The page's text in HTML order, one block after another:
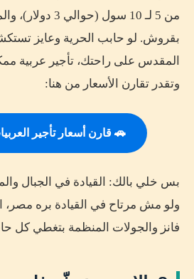
من 5 لـ 10 سول
بقروش. لو حابب الحرية وعايز
المقدس على راحتك، تأجير عربية
وتقدر تقارن الأسعار من هنا:
🚗 قارن أسعار تأجير
بس خلي بالك: القيادة في الجبال
ولو مش مرتاح في القيادة بره مصر،
فانز والجولات المنظمة بتغطي كل